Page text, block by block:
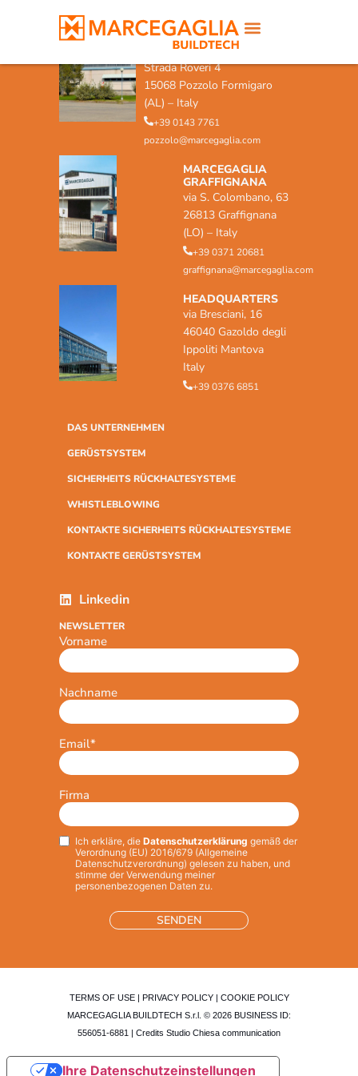
MARCEGAGLIA POZZOLO
FORMIGARO
Strada Roveri 4
15068 Pozzolo Formigaro
(AL) – Italy
+39 0143 7761
pozzolo@marcegaglia.com
MARCEGAGLIA
GRAFFIGNANA
via S. Colombano, 63
26813 Graffignana
(LO) – Italy
+39 0371 20681
graffignana@marcegaglia.com
HEADQUARTERS
via Bresciani, 16
46040 Gazoldo degli
Ippoliti Mantova
Italy
+39 0376 6851
DAS UNTERNEHMEN
GERÜSTSYSTEM
SICHERHEITS RÜCKHALTESYSTEME
WHISTLEBLOWING
KONTAKTE SICHERHEITS RÜCKHALTESYSTEME
KONTAKTE GERÜSTSYSTEM
Linkedin
NEWSLETTER
Vorname
Nachname
Email*
Firma
Privacy*
Ich erkläre, die Datenschutzerklärung gemäß der
Verordnung (EU) 2016/679 (Allgemeine
Datenschutzverordnung) gelesen zu haben, und
stimme der Verwendung meiner
personenbezogenen Daten zu.
TERMS OF USE| PRIVACY POLICY| COOKIE POLICY
MARCEGAGLIA BUILDTECH S.r.l. © 2026 BUSINESS ID:
556051-6881 | Credits Studio Chiesa communication
Ihre Datenschutzeinstellungen